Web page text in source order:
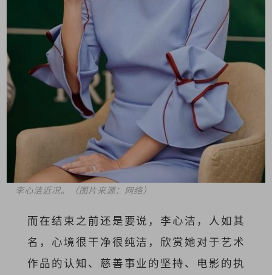
李心洁近况。（图片来源：网络）
而在结束之前还是要说，李心洁，人如其
名，心境很干净很纯洁，欣赏她对于艺术
作品的认知、慈善事业的坚持、电影的执